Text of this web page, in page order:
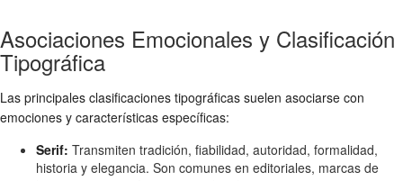
Asociaciones Emocionales y Clasificación
Tipográfica
Las principales clasificaciones tipográficas suelen asociarse con
emociones y características específicas:
Serif: Transmiten tradición, fiabilidad, autoridad, formalidad,
historia y elegancia. Son comunes en editoriales, marcas de